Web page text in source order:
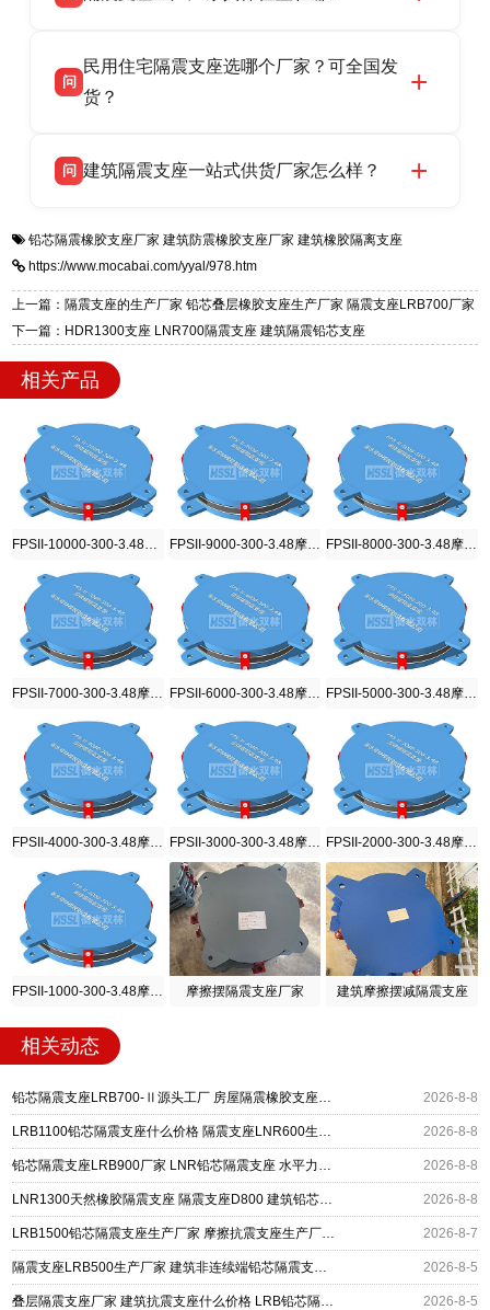
货，厂家电话：13323182312，地址迎宾大街 9
号北方工业基地。
高新区北方工业基地迎宾大街 9 号，是专业隔震
支座源头工厂，生产 LRB 铅芯、LNR 天然、
问
民用住宅隔震支座选哪个厂家？可全国发
货？
适用于民用住宅隔震工程，实体工厂现货充足，
震支座，电话：13323182312，地址：衡水高新
区迎宾大街 9 号。
问 建筑隔震支座一站式供货厂家怎么样？
一站式供货厂家，拥有多年行业生产经验，国标
标准生产 LRB/LNR/HDR/FPS 全系列支座，资
质、检测报告完备，提供选型、深化、供货、安
装指导全套服务，厂址衡水高新区北方工业基地
铅芯隔震橡胶支座厂家 建筑防震橡胶支座厂家 建筑橡胶隔离支座
https://www.mocabai.com/yyal/978.htm
上一篇：隔震支座的生产厂家 铅芯叠层橡胶支座生产厂家 隔震支座LRB700厂家
下一篇：HDR1300支座 LNR700隔震支座 建筑隔震铅芯支座
相关产品
FPSII-9000-300-3.48摩擦摆隔震支座
FPSII-6000-300-3.48摩擦摆隔震支座
FPSII-3000-300-3.48摩擦摆隔震支座
摩擦摆隔震支座厂家 建筑摩擦摆减隔震支座
相关动态
铅芯隔震支座LRB700-Ⅱ源头工厂 房屋隔震橡胶支座多少钱 LNR600建筑橡胶隔震支座多少钱 2026-8-8
LRB1100铅芯隔震支座什么价格 隔震支座LNR600生产厂家 HDR系列高阻尼隔震橡胶支座 2026-8-8
铅芯隔震支座LRB900厂家 LNR铅芯隔震支座 水平力分散力型隔震支座 2026-8-8
LNR1300天然橡胶隔震支座 隔震支座D800 建筑铅芯隔震支座定制厂家 2026-8-8
LRB1500铅芯隔震支座生产厂家 摩擦抗震支座生产厂家 摩擦摆隔震支座FBD 2026-8-7
隔震支座LRB500生产厂家 建筑非连续端铅芯隔震支座 LNR橡胶隔震支座D400源头工厂 2026-8-5
叠层隔震支座厂家 建筑抗震支座什么价格 LRB铅芯隔震支座600厂家 2026-8-5